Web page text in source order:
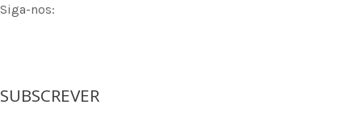
Siga-nos:
a n
SUBSCREVER